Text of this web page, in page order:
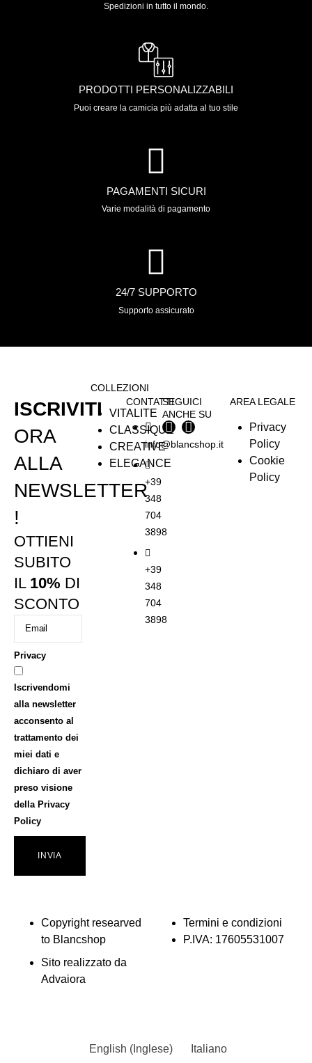
Spedizioni in tutto il mondo.
PRODOTTI PERSONALIZZABILI
Puoi creare la camicia più adatta al tuo stile
PAGAMENTI SICURI
Varie modalità di pagamento
24/7 SUPPORTO
Supporto assicurato
ISCRIVITI
ORA
ALLA
NEWSLETTER
!
OTTIENI
SUBITO
IL 10% DI
SCONTO
Privacy
Iscrivendomi
alla newsletter
acconsento al
trattamento dei
miei dati e
dichiaro di aver
preso visione
della Privacy
Policy
INVIA
COLLEZIONI
VITALITE
CLASSIQUE
CREATIVE
ELEGANCE
CONTATTI
info@blancshop.it
+39
348
704
3898
+39
348
704
3898
SEGUICI
ANCHE SU
AREA LEGALE
Privacy
Policy
Cookie
Policy
Copyright researved
to Blancshop
Sito realizzato da
Advaiora
Termini e condizioni
P.IVA: 17605531007
English ( Inglese) Italiano